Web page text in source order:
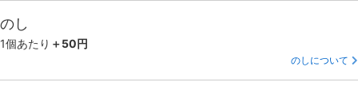
のし
1個あたり ＋50円
のしについて